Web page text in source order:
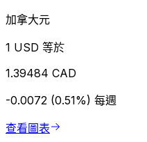
加拿大元
1 USD 等於
1.39484 CAD
-0.0072 (0.51%) 每週
查看圖表